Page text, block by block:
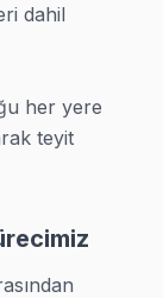
dahil
her yere
teyit